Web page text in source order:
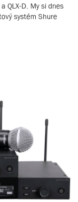
QLX-D. My si dnes
systém Shure